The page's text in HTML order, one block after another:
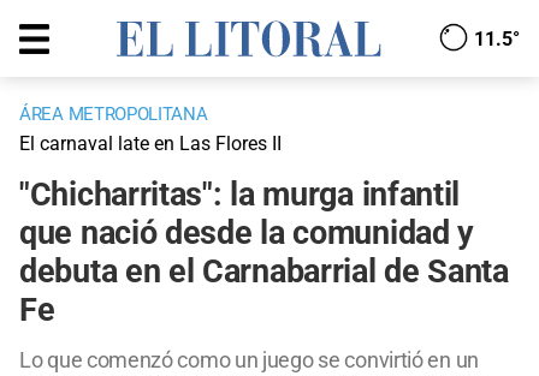
11.5°
ÁREA METROPOLITANA
El carnaval late en Las Flores II
"Chicharritas": la murga infantil
que nació desde la comunidad y
debuta en el Carnabarrial de Santa
Fe
Lo que comenzó como un juego se convirtió en un